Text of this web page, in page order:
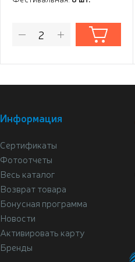
Информация
Сертификаты
Фотоотчеты
Весь каталог
Возврат товара
Бонусная программа
Новости
Активировать карту
Бренды